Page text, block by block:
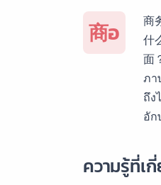
บ
สเ
บริ
เย
ต้น
บ
รัส
商อ
商
什
面
ภา
ถึง
อัก
ความรู้ที่เ